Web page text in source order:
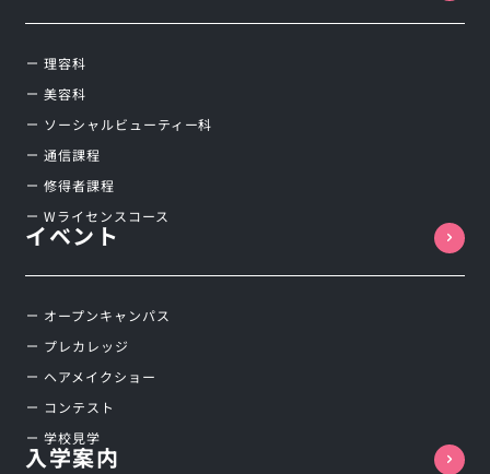
理容科
美容科
ソーシャルビューティー科
通信課程
修得者課程
Wライセンスコース
イベント
オープンキャンパス
プレカレッジ
ヘアメイクショー
コンテスト
学校見学
入学案内